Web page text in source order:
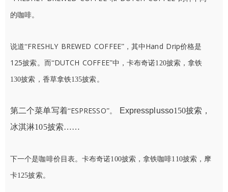
的咖啡。
说道“FRESHLY BREWED COFFEE”，其中 Hand Drip价格是
125披索。而“DUTCH COFFEE”中，卡布奇诺120披索，拿铁
130披索，香草拿铁135披索。
第二个菜单写着“ESPRESSO”。 Expressplusso150披索，
冰淇淋105披索……
下一个是咖啡价目表。卡布奇诺100披索，拿铁咖啡110披索，摩
卡125披索。